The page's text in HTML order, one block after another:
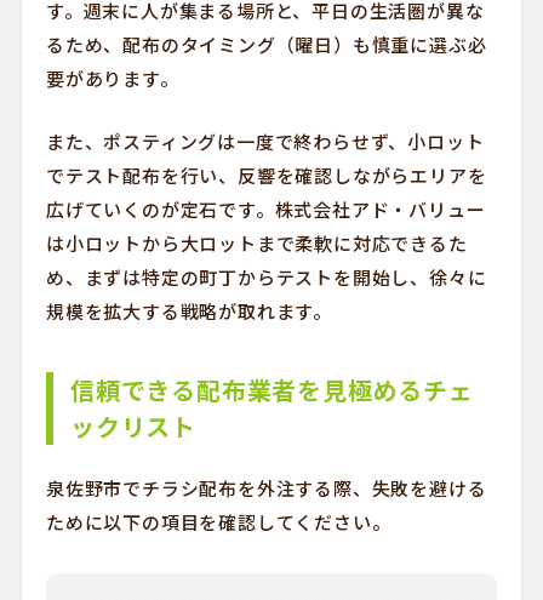
す。週末に人が集まる場所と、平日の生活圏が異な
るため、配布のタイミング（曜日）も慎重に選ぶ必
要があります。
また、ポスティングは一度で終わらせず、小ロット
でテスト配布を行い、反響を確認しながらエリアを
広げていくのが定石です。株式会社アド・バリュー
は小ロットから大ロットまで柔軟に対応できるた
め、まずは特定の町丁からテストを開始し、徐々に
規模を拡大する戦略が取れます。
信頼できる配布業者を見極めるチェ
ックリスト
泉佐野市でチラシ配布を外注する際、失敗を避ける
ために以下の項目を確認してください。